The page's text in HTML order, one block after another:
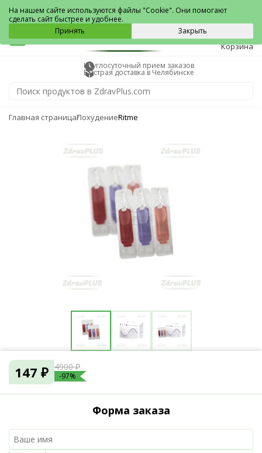
Челябинск
0
Корзина
Круглосуточный прием заказов
Быстрая доставка в Челябинске
Главная страницаПохудениеRitme
147 ₽ 4900 ₽
-97%
Форма заказа
На нашем сайте используются файлы "Cookie". Они помогают
сделать сайт быстрее и удобнее.
Принять
Закрыть